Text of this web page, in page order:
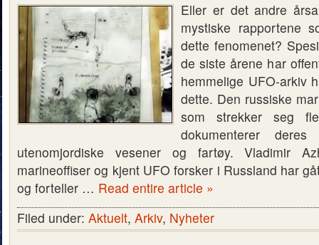
Eller er det andre
mystiske rapportene
dette fenomenet?
de siste årene har
hemmelige UFO-arkiv
dette. Den russiske
som strekker seg
dokumenterer
utenomjordiske vesener og fartøy. Vladimir
marineoffiser og kjent UFO forsker i Russland har
og forteller … Read entire article »
Filed under: Aktuelt, Arkiv, Nyheter